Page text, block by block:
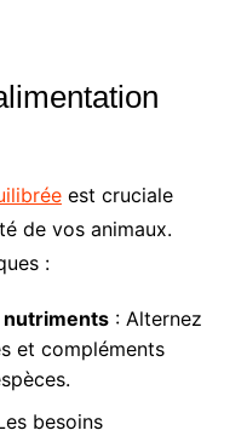
est cruciale
de vos animaux.
:
nutriments: Alternez
et compléments
besoins